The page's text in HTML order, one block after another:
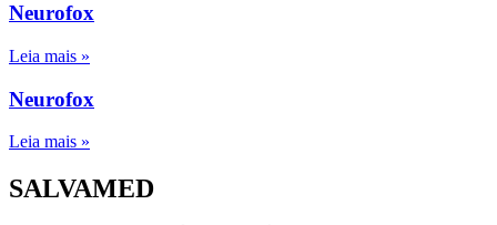
Neurofox
Leia mais »
Neurofox
Leia mais »
SALVAMED